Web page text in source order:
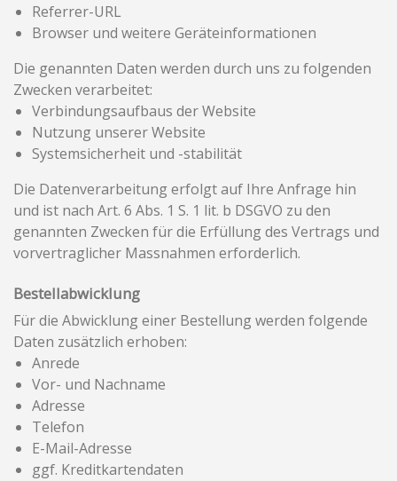
Referrer-URL
Browser und weitere Geräteinformationen
Die genannten Daten werden durch uns zu folgenden
Zwecken verarbeitet:
Verbindungsaufbaus der Website
Nutzung unserer Website
Systemsicherheit und -stabilität
Die Datenverarbeitung erfolgt auf Ihre Anfrage hin
und ist nach Art. 6 Abs. 1 S. 1 lit. b DSGVO zu den
genannten Zwecken für die Erfüllung des Vertrags und
vorvertraglicher Massnahmen erforderlich.
Bestellabwicklung
Für die Abwicklung einer Bestellung werden folgende
Daten zusätzlich erhoben:
Anrede
Vor- und Nachname
Adresse
Telefon
E-Mail-Adresse
ggf. Kreditkartendaten